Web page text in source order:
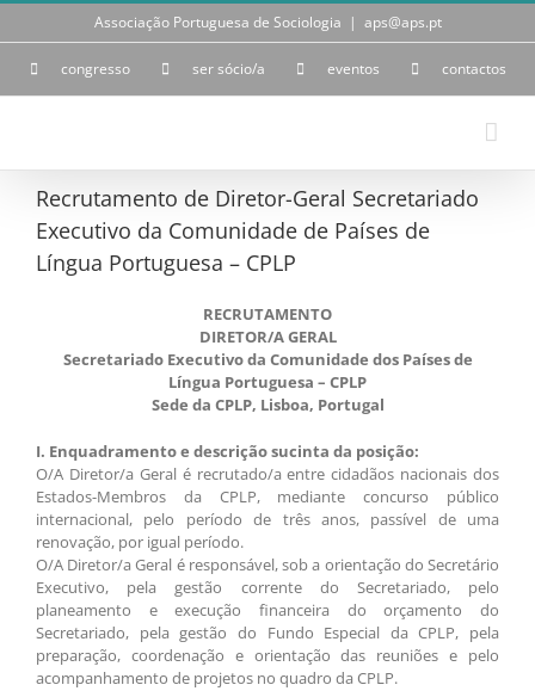
Skip
Associação Portuguesa de Sociologia | aps@aps.pt
congresso ser sócio/a eventos contactos
Recrutamento de Diretor-Geral Secretariado
Executivo da Comunidade de Países de
Língua Portuguesa – CPLP
RECRUTAMENTO
DIRETOR/A GERAL
Secretariado Executivo da Comunidade dos Países de
Língua Portuguesa – CPLP
Sede da CPLP, Lisboa, Portugal
I. Enquadramento e descrição sucinta da posição:
O/A Diretor/a Geral é recrutado/a entre cidadãos nacionais dos
Estados-Membros da CPLP, mediante concurso público
internacional, pelo período de três anos, passível de uma
renovação, por igual período.
O/A Diretor/a Geral é responsável, sob a orientação do Secretário
Executivo, pela gestão corrente do Secretariado, pelo
planeamento e execução financeira do orçamento do
Secretariado, pela gestão do Fundo Especial da CPLP, pela
preparação, coordenação e orientação das reuniões e pelo
acompanhamento de projetos no quadro da CPLP.